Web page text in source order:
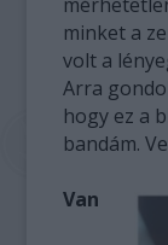
minket a
volt a
Arra
hogy ez a
bandám.
Van